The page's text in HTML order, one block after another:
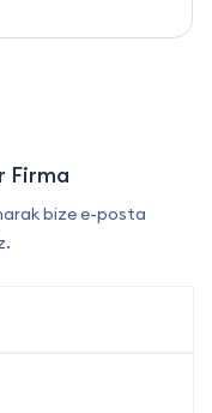
Firma
bize e-posta